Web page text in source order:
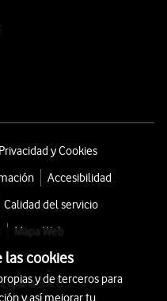
y Cookies
Accesibilidad
Calidad del servicio
Mapa Web
S.A.U.
las cookies
y de terceros para
y así mejorar tu